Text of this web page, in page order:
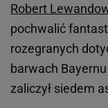
Robert
pochwalić
rozegranych
barwach
zaliczył siedem